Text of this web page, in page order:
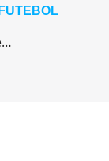
Alunos do Pentágono embarcaram para a Europa, onde participaram de duas das maiores competições internacionais de futebol juvenil